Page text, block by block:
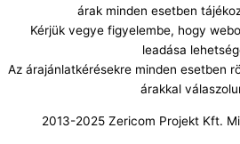
árak minden esetben
Kérjük vegye figyelembe, hogy
leadása
Az árajánlatkérésekre minden esetben
árakkal
2013-2025 Zericom Projekt Kft.